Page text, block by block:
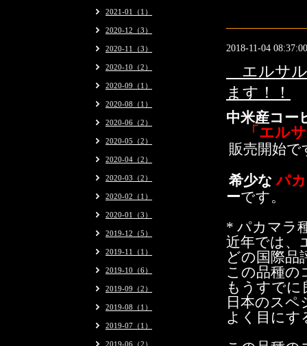
2018-11-04 08:37:00
エルサル
ます！！
中米産コー
「エルサ
販売開始で
希少な パ
ーです。
* パカマラ
近年では、
どの国際品
この品種の
もうすでに
日本のスペ
よく目にす
2021-01（1）
2020-12（3）
2020-11（3）
2020-10（2）
2020-09（1）
2020-08（1）
2020-06（2）
2020-05（2）
2020-04（2）
2020-03（2）
2020-02（1）
2020-01（3）
2019-12（5）
2019-11（1）
2019-10（6）
2019-09（2）
2019-08（1）
2019-07（1）
2019-06（2）